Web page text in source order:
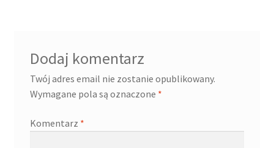
Dodaj komentarz
Twój adres email nie zostanie opublikowany.
Wymagane pola są oznaczone *
Komentarz *